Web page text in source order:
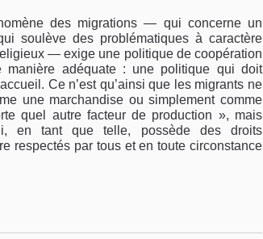
des migrations — qui concerne un
soulève des problématiques à caractère
— exige une politique de coopération
manière adéquate : une politique qui doit
Ce n’est qu’ainsi que les migrants ne
une marchandise ou simplement comme
quel autre facteur de production », mais
en tant que telle, possède des droits
respectés par tous et en toute circonstance